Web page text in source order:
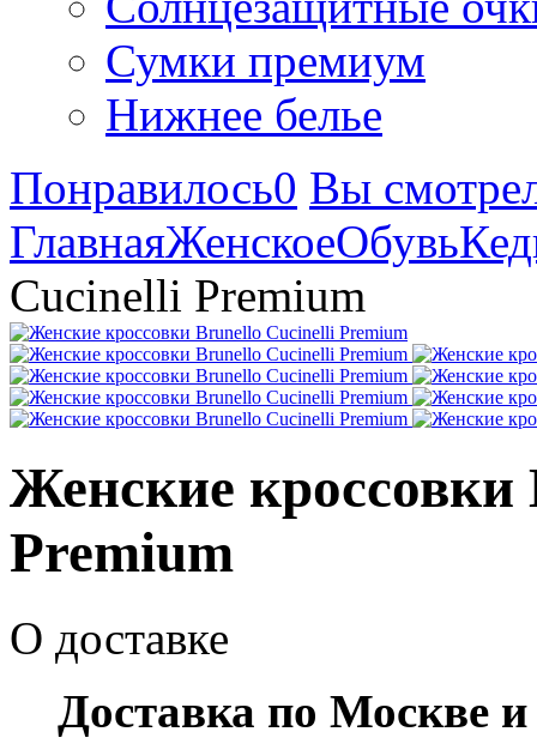
Сумки премиум
Нижнее белье
Понравилось0 Вы
ГлавнаяЖенскоеОбувь
Cucinelli Premium
Женские
Premium
О доставке
Доставка по Москве